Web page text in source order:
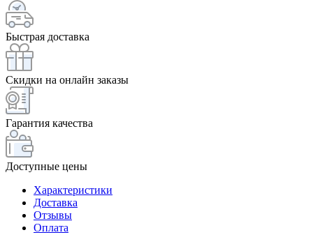
Быстрая доставка
Скидки на онлайн заказы
Гарантия качества
Доступные цены
Характеристики
Доставка
Отзывы
Оплата